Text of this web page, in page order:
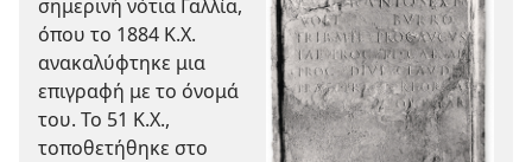
σημερινή νότια Γαλλία,
όπου το 1884 Κ.Χ.
ανακαλύφτηκε μια
επιγραφή με το όνομά
του. Το 51 Κ.Χ.,
τοποθετήθηκε στο